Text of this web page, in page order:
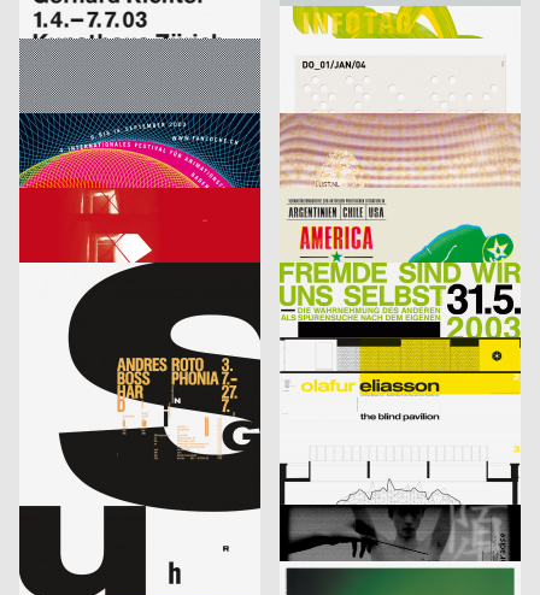
Richter
Infotag
labor b – Netzwerk für Gestaltung D
2003
Focus Award 2003 – Ausschreibung
designliga
2003
Veranstaltungsplakat Sylvester
Bringolf Irion Vögeli CH
2003
Fantoche 03
Sascha Brossmann, Heike Grebin, Matthias Hübner, Johanna Leuner D
2003
Von Fall zu Fall: lust.nl
blotto design tarzanundjane
America, Amerikkka
cyan (Daniela Haufe + Detlef Fiedler) D
2003
fremde sind wir uns selbst – ein interreligiöser dialog
cyan (Daniela Haufe + Detlef Fiedler) D
2003
20 Jahre Freunde guter Musik
cyan (Daniela Haufe + Detlef Fiedler) D
2003
cyan (Daniela Haufe + Detlef Fiedler) D
2003
better days
blotto design
2003
hesign D
2003
An Estranged Paradise
lmn